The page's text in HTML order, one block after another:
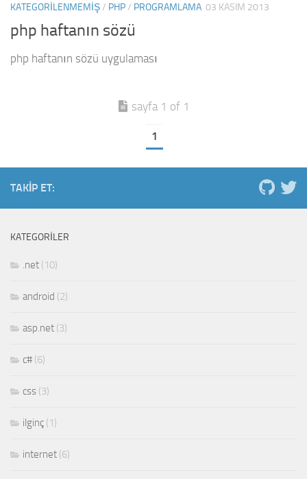
KATEGORILENMEMIŞ/ PHP/ PROGRAMLAMA 03 KASIM 2013
php haftanın sözü
php haftanın sözü uygulaması
sayfa 1 of 1
1
TAKIP ET:
KATEGORILER
.net (10)
android (2)
asp.net (3)
c# (6)
css (3)
ilginç (1)
internet (6)